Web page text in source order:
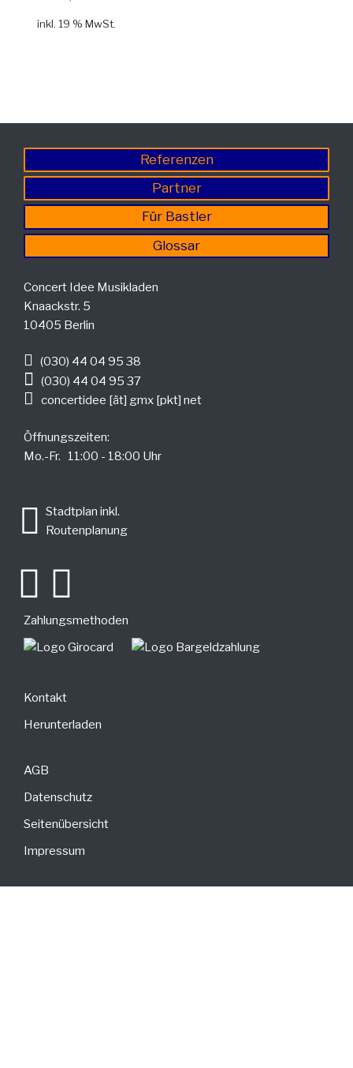
inkl. 19 % MwSt.
Referenzen
Partner
Für Bastler
Glossar
Concert Idee Musikladen
Knaackstr. 5
10405 Berlin
(030) 44 04 95 38
(030) 44 04 95 37
concertidee [ät] gmx [pkt] net
Öffnungszeiten:
Mo.-Fr. 11:00 - 18:00 Uhr
Stadtplan inkl.
Routenplanung
Zahlungsmethoden
Kontakt
Herunterladen
AGB
Datenschutz
Seitenübersicht
Impressum